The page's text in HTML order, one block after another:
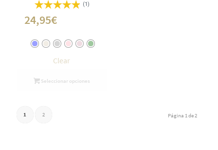
(1)
24,95€
Clear
Seleccionar opciones
Página 1 de 2
1 2